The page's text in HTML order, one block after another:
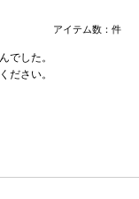
アイテム数： 件
でした。
ださい。